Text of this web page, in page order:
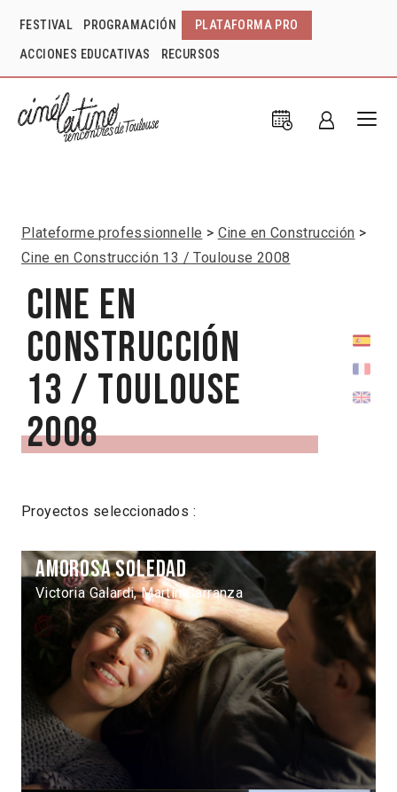
FESTIVAL PROGRAMACIÓN PLATAFORMA PRO
ACCIONES EDUCATIVAS RECURSOS
Plateforme professionnelle
Cine en Construcción
Cine en Construcción 13 / Toulouse 2008
Cine en
Construcción
13 / Toulouse
2008
Proyectos seleccionados :
Amorosa Soledad
Victoria Galardi, Martín Carranza